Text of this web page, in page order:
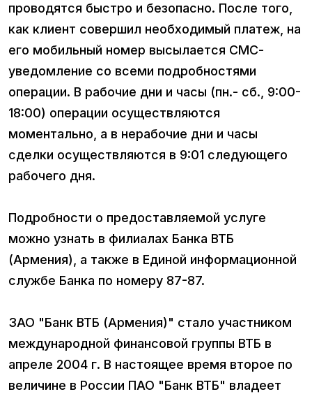
проводятся быстро и безопасно. После того,
как клиент совершил необходимый платеж, на
его мобильный номер высылается СМС-
уведомление со всеми подробностями
операции. В рабочие дни и часы (пн.- сб., 9:00-
18:00) операции осуществляются
моментально, а в нерабочие дни и часы
сделки осуществляются в 9:01 следующего
рабочего дня.
Подробности о предоставляемой услуге
можно узнать в филиалах Банка ВТБ
(Армения), а также в Единой информационной
службе Банка по номеру 87-87.
ЗАО "Банк ВТБ (Армения)" стало участником
международной финансовой группы ВТБ в
апреле 2004 г. В настоящее время второе по
величине в России ПАО "Банк ВТБ" владеет